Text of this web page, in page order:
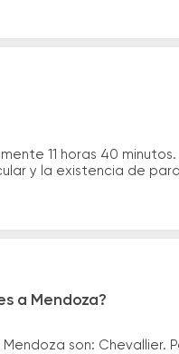
11 horas 40
y la existencia de
a Mendoza?
son: Chevallier.